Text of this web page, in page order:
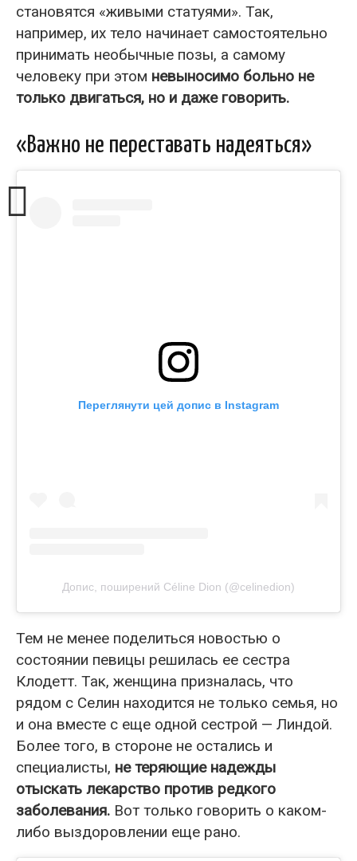
становятся «живыми статуями». Так,
например, их тело начинает самостоятельно
принимать необычные позы, а самому
человеку при этом невыносимо больно не
только двигаться, но и даже говорить.
«Важно не переставать надеяться»
Переглянути цей допис в Instagram
Допис, поширений Céline Dion (@celinedion)
Тем не менее поделиться новостью о
состоянии певицы решилась ее сестра
Клодетт. Так, женщина призналась, что
рядом с Селин находится не только семья, но
и она вместе с еще одной сестрой — Линдой.
Более того, в стороне не остались и
специалисты, не теряющие надежды
отыскать лекарство против редкого
заболевания. Вот только говорить о каком-
либо выздоровлении еще рано.